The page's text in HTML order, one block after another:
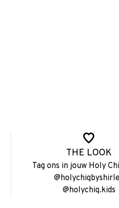
THE LOOK
Tag ons in jouw Holy
@holychiq.kids